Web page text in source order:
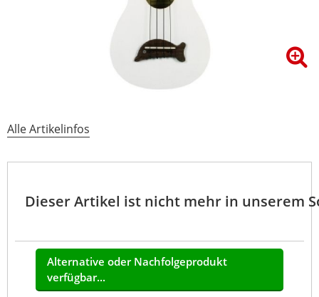
Alle Artikelinfos
Dieser Artikel ist nicht mehr in unserem
Alternative oder Nachfolgeprodukt
verfügbar...